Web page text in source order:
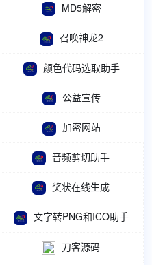
MD5解密
召唤神龙2
颜色代码选取助手
公益宣传
加密网站
音频剪切助手
奖状在线生成
文字转PNG和ICO助手
刀客源码